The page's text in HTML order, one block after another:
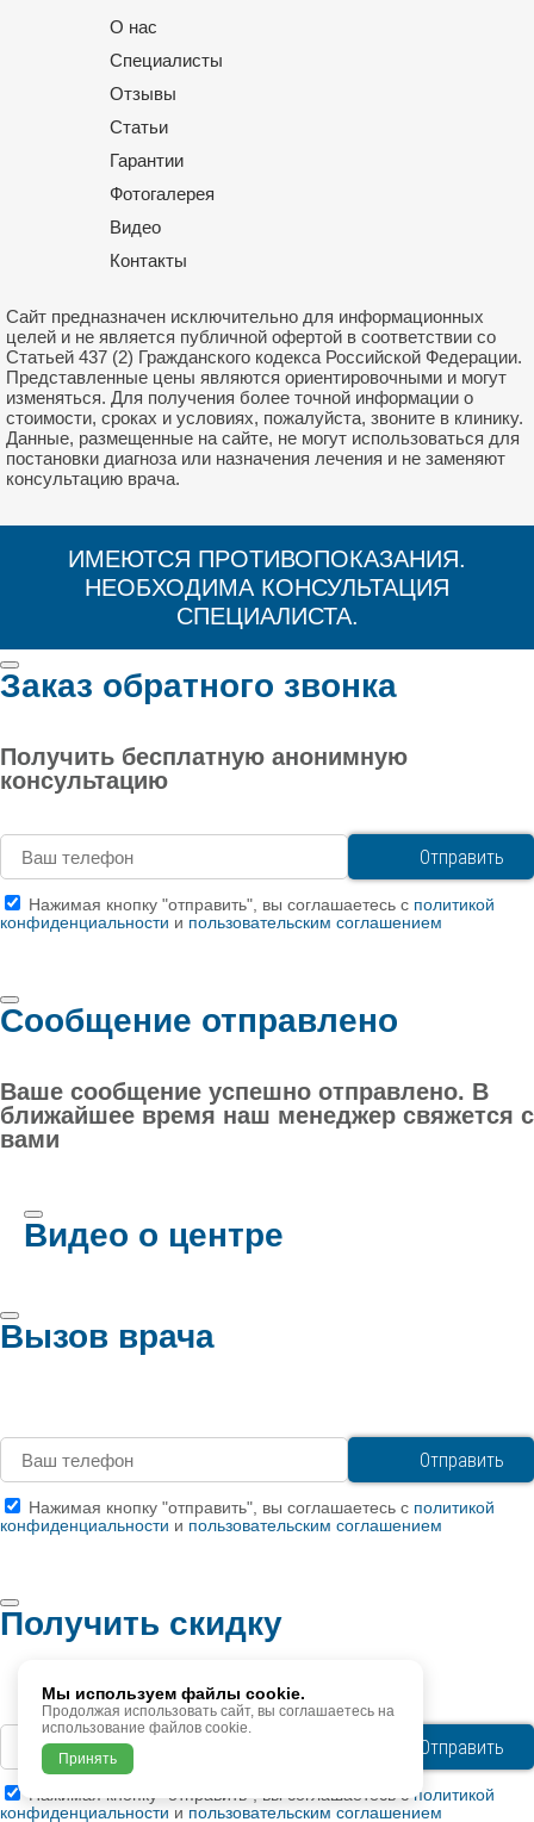
О нас
Специалисты
Отзывы
Статьи
Гарантии
Фотогалерея
Видео
Контакты
Сайт предназначен исключительно для информационных
целей и не является публичной офертой в соответствии со
Статьей 437 (2) Гражданского кодекса Российской Федерации.
Представленные цены являются ориентировочными и могут
изменяться. Для получения более точной информации о
стоимости, сроках и условиях, пожалуйста, звоните в клинику.
Данные, размещенные на сайте, не могут использоваться для
постановки диагноза или назначения лечения и не заменяют
консультацию врача.
ИМЕЮТСЯ ПРОТИВОПОКАЗАНИЯ.
НЕОБХОДИМА КОНСУЛЬТАЦИЯ
СПЕЦИАЛИСТА.
Мы используем файлы cookie.
Продолжая использовать сайт, вы соглашаетесь на
использование файлов cookie.
Принять
Заказ обратного звонка
Получить бесплатную анонимную
консультацию
Нажимая кнопку "отправить", вы соглашаетесь с политикой
конфиденциальности и пользовательским соглашением
Сообщение отправлено
Ваше сообщение успешно отправлено. В
ближайшее время наш менеджер свяжется с
вами
Видео о центре
Вызов врача
Нажимая кнопку "отправить", вы соглашаетесь с политикой
конфиденциальности и пользовательским соглашением
Получить скидку
Нажимая кнопку "отправить", вы соглашаетесь с политикой
конфиденциальности и пользовательским соглашением